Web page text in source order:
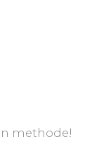
methode!